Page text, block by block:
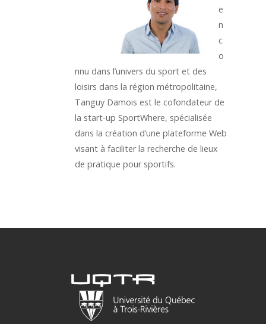
e
n
c
o
nnu dans l’univers du sport et des
loisirs dans la région métropolitaine,
Tanguy Damois est le cofondateur de
la start-up SportWhere, spécialisée
dans la création d’une plateforme Web
visant à faciliter la recherche de lieux
de pratique pour sportifs.